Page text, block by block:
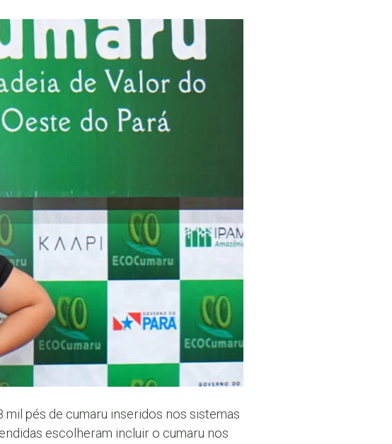
pés de cumaru inseridos nos sistemas
escolheram incluir o cumaru nos